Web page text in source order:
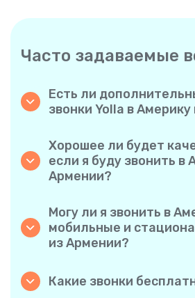
Часто задаваемые
Есть ли
звонки Yolla в
поминутной оплаты,
только за время
скрытых комиссий,
ежемесячных подписок
Хорошее ли будет
если я буду звонить в
Армении?
у вас будет ощущение,
разговариваете с
городе, даже если он
Могу ли я звонить в
мобильные и
из Армении?
даже
Какие звонки